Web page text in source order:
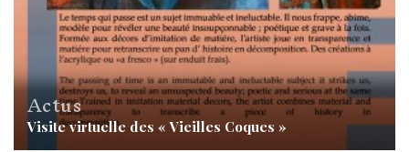
Actus
Visite virtuelle des « Vieilles Coques »